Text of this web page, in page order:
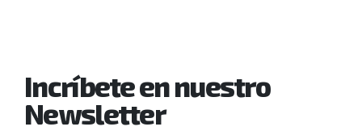
Incríbete en nuestro
Newsletter